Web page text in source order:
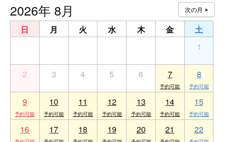
2026年 8月
日 月 火 水 木 金
土
1
2 3 4 5 6 7 8
9 10 11 12 13 14 15
16 17 18 19 20 21 22